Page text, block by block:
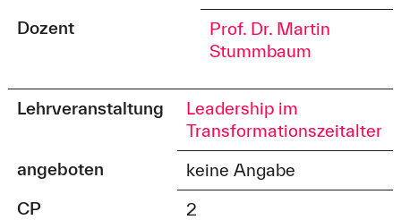
Dozent
Prof. Dr. Martin
Stummbaum
Lehrveranstaltung
Leadership im
Transformationszeitalter
angeboten
keine Angabe
CP
2